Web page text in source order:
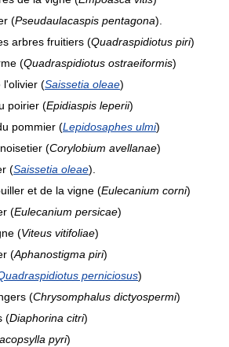
(Pseudaulacaspis pentagona).
arbres fruitiers (Quadraspidiotus piri)
(Quadraspidiotus ostraeiformis)
l'olivier (Saissetia oleae)
poirier (Epidiaspis leperii)
pommier (Lepidosaphes ulmi)
(Corylobium avellanae)
(Saissetia oleae).
et de la vigne (Eulecanium corni)
(Eulecanium persicae)
(Viteus vitifoliae)
(Aphanostigma piri)
perniciosus)
(Chrysomphalus dictyospermi)
(Diaphorina citri)
pyri)